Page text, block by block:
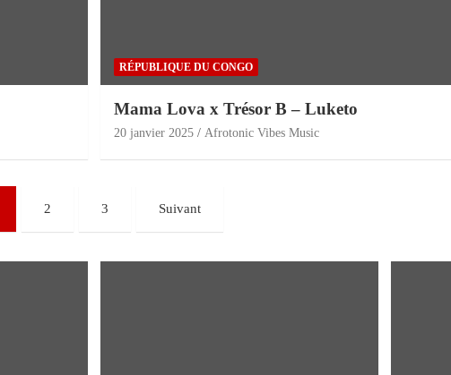
RÉPUBLIQUE DU CONGO
Mama Lova x Trésor B – Luketo
20 janvier 2025 Afrotonic Vibes Music
2 3 Suivant